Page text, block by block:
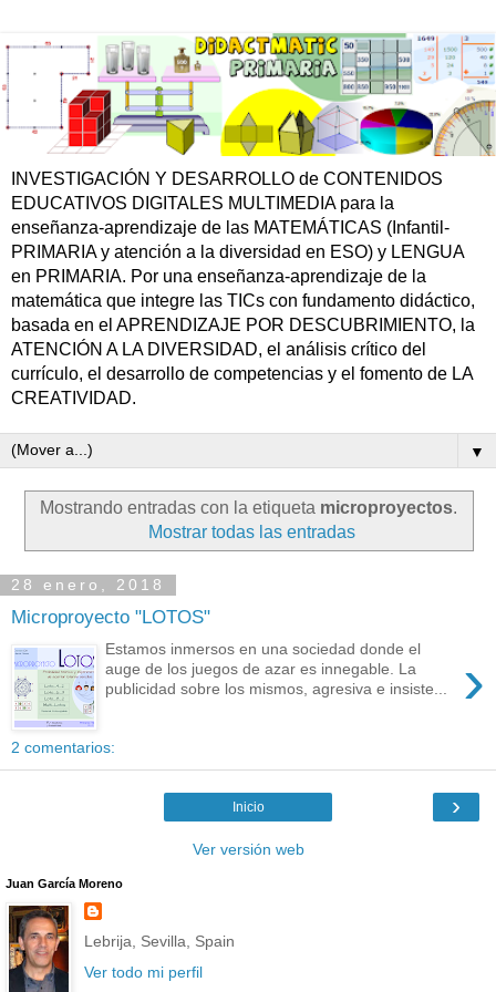
INVESTIGACIÓN Y DESARROLLO de CONTENIDOS
EDUCATIVOS DIGITALES MULTIMEDIA para la
enseñanza-aprendizaje de las MATEMÁTICAS (Infantil-
PRIMARIA y atención a la diversidad en ESO) y LENGUA
en PRIMARIA. Por una enseñanza-aprendizaje de la
matemática que integre las TICs con fundamento didáctico,
basada en el APRENDIZAJE POR DESCUBRIMIENTO, la
ATENCIÓN A LA DIVERSIDAD, el análisis crítico del
currículo, el desarrollo de competencias y el fomento de LA
CREATIVIDAD.
▼
Mostrando entradas con la etiqueta microproyectos.
Mostrar todas las entradas
28 enero, 2018
Microproyecto "LOTOS"
›
Estamos inmersos en una sociedad donde el
auge de los juegos de azar es innegable. La
publicidad sobre los mismos, agresiva e insiste...
2 comentarios:
›
Inicio
Ver versión web
Juan García Moreno
Lebrija, Sevilla, Spain
Ver todo mi perfil